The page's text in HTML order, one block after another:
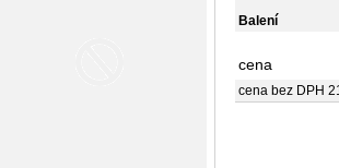
Balení
cena
cena bez DPH